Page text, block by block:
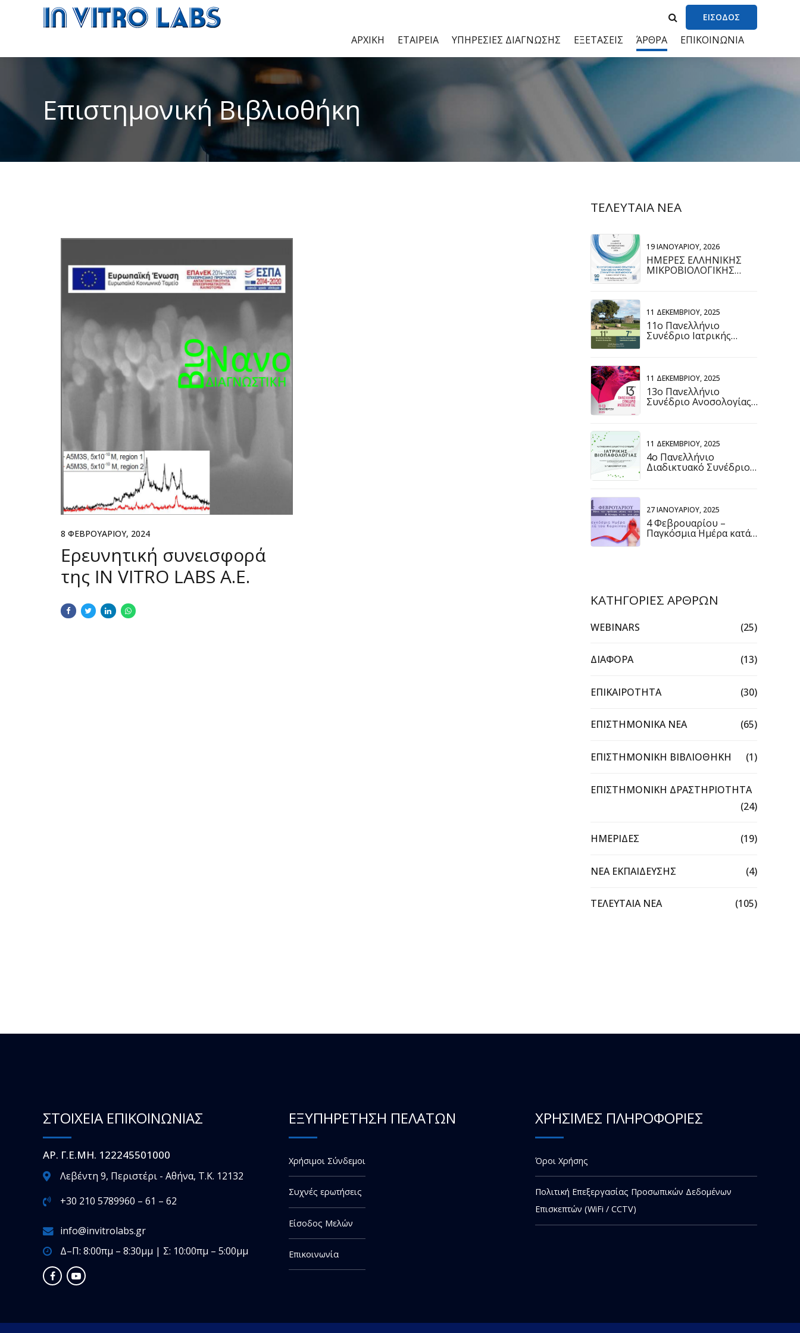
ΕΙΣΟΔΟΣ
ΑΡΧΙΚΗ ΕΤΑΙΡΕΙΑ ΥΠΗΡΕΣΙΕΣ ΔΙΑΓΝΩΣΗΣ ΕΞΕΤΑΣΕΙΣ ΆΡΘΡΑ ΕΠΙΚΟΙΝΩΝΙΑ
Επιστημονική Βιβλιοθήκη
8 ΦΕΒΡΟΥΑΡΊΟΥ, 2024
Ερευνητική συνεισφορά
της IN VITRO LABS Α.Ε.
ΤΕΛΕΥΤΑΙΑ ΝΕΑ
19 ΙΑΝΟΥΑΡΊΟΥ, 2026
ΗΜΕΡΕΣ ΕΛΛΗΝΙΚΗΣ
ΜΙΚΡΟΒΙΟΛΟΓΙΚΗΣ
11 ΔΕΚΕΜΒΡΊΟΥ, 2025
11ο Πανελλήνιο
Συνέδριο Ιατρικής
11 ΔΕΚΕΜΒΡΊΟΥ, 2025
13ο Πανελλήνιο
Συνέδριο Ανοσολογίας
11 ΔΕΚΕΜΒΡΊΟΥ, 2025
4ο Πανελλήνιο
Διαδικτυακό Συνέδριο
27 ΙΑΝΟΥΑΡΊΟΥ, 2025
4 Φεβρουαρίου –
Παγκόσμια Ημέρα κατά
ΚΑΤΗΓΟΡΙΕΣ ΑΡΘΡΩΝ
WEBINARS (25)
ΔΙΑΦΟΡΑ (13)
ΕΠΙΚΑΙΡΟΤΗΤΑ (30)
ΕΠΙΣΤΗΜΟΝΙΚΑ ΝΕΑ (65)
ΕΠΙΣΤΗΜΟΝΙΚΗ ΒΙΒΛΙΟΘΗΚΗ (1)
ΕΠΙΣΤΗΜΟΝΙΚΗ ΔΡΑΣΤΗΡΙΟΤΗΤΑ
(24)
ΗΜΕΡΙΔΕΣ (19)
ΝΕΑ ΕΚΠΑΙΔΕΥΣΗΣ (4)
ΤΕΛΕΥΤΑΙΑ ΝΕΑ (105)
ΣΤΟΙΧΕΙΑ ΕΠΙΚΟΙΝΩΝΙΑΣ
ΑΡ. Γ.Ε.ΜΗ. 122245501000
Λεβέντη 9, Περιστέρι - Αθήνα, T.K. 12132
+30 210 5789960 – 61 – 62
info@invitrolabs.gr
Δ–Π: 8:00πμ – 8:30μμ | Σ: 10:00πμ – 5:00μμ
ΕΞΥΠΗΡΕΤΗΣΗ ΠΕΛΑΤΩΝ
Χρήσιμοι Σύνδεμοι
Συχνές ερωτήσεις
Είσοδος Μελών
Επικοινωνία
ΧΡΗΣΙΜΕΣ ΠΛΗΡΟΦΟΡΙΕΣ
Όροι Χρήσης
Πολιτική Επεξεργασίας Προσωπικών Δεδομένων
Επισκεπτών (WiFi / CCTV)